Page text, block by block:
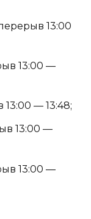
13:00
13:00 —
— 13:48;
13:00 —
13:00 —